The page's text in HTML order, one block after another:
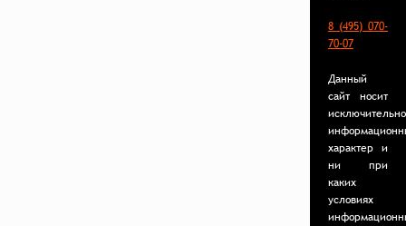
8 (495) 070-
70-07
Данный
сайт носит
исключительно
характер и
ни при
каких
условиях